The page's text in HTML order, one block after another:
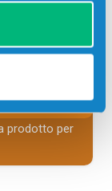
sec
prodotto per